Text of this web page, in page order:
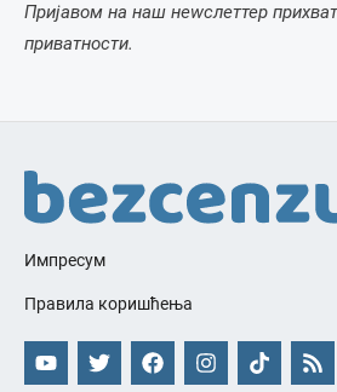
Пријавом на наш неwслеттер
приватности.
Импресум
Правила коришћења